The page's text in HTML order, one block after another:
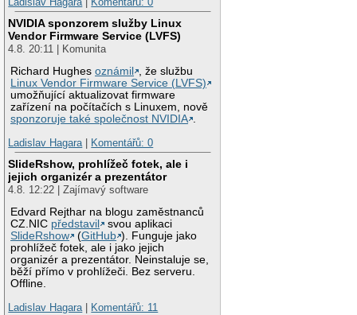
NVIDIA sponzorem služby Linux
Vendor Firmware Service (LVFS)
4.8. 20:11 | Komunita
Richard Hughesoznámil
, že službu
Linux Vendor Firmware Service (LVFS)
umožňující aktualizovat firmware
zařízení na počítačích s Linuxem, nově
sponzoruje také společnost NVIDIA .
Ladislav Hagara| Komentářů: 0
SlideRshow, prohlížeč fotek, ale i
jejich organizér a prezentátor
4.8. 12:22 | Zajímavý software
Edvard Rejthar na blogu zaměstnanců
CZ.NIC představil
svou aplikaci
SlideRshow
(GitHub ). Funguje jako
prohlížeč fotek, ale i jako jejich
organizér a prezentátor. Neinstaluje se,
běží přímo v prohlížeči. Bez serveru.
Offline.
Ladislav Hagara| Komentářů: 11